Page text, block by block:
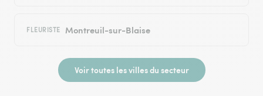
FLEURISTE Montreuil-sur-Blaise
Voir toutes les villes du secteur